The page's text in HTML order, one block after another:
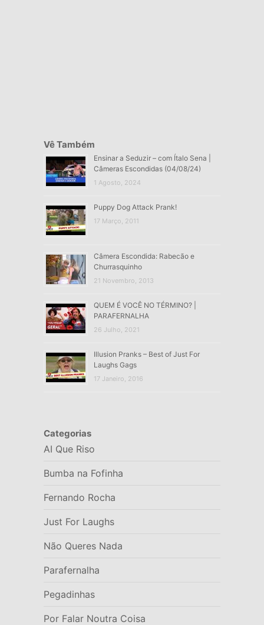
Vê Também
Ensinar a Seduzir – com Ítalo Sena |
Câmeras Escondidas (04/08/24)
1 Agosto, 2024
Puppy Dog Attack Prank!
17 Março, 2011
Câmera Escondida: Rabecão e
Churrasquinho
21 Novembro, 2013
QUEM É VOCÊ NO TÉRMINO? |
PARAFERNALHA
26 Julho, 2021
Illusion Pranks – Best of Just For
Laughs Gags
17 Janeiro, 2016
Categorias
AI Que Riso
Bumba na Fofinha
Fernando Rocha
Just For Laughs
Não Queres Nada
Parafernalha
Pegadinhas
Por Falar Noutra Coisa